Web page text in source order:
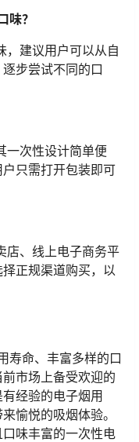
味？
，建议用户可以从自
步尝试不同的口
一次性设计简单便
只需打开包装即可
店、线上电子商务平
正规渠道购买，以
寿命、丰富多样的口
市场上备受欢迎的
经验的电子烟用
愉悦的吸烟体验。
味丰富的一次性电